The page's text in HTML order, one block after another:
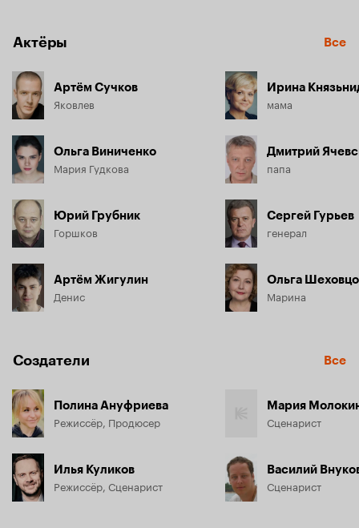
Актёры Все
Артём Сучков
Яковлев
Ольга Виниченко
Мария Гудкова
Юрий Грубник
Горшков
Артём Жигулин
Денис
Ирина
мама
Дмитрий
папа
Сергей Гурьев
генерал
Ольга
Марина
Создатели Все
Полина Ануфриева
Режиссёр, Продюсер
Илья Куликов
Режиссёр, Сценарист
Мария
Сценарист
Василий
Сценарист